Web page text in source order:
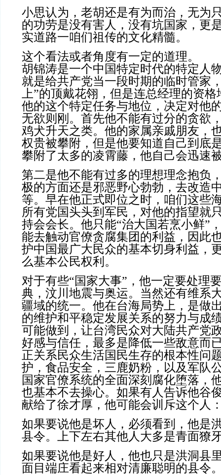
小思认为， 老胡还是有为而治，无为
的功劳是没有害人，没有坑国家，更
实道路一咱们祖传的文化精髓。
这个看法或者角度有一定的道理。
胡锦涛是一个中国特定时代的特定人
就是给共产党当一段时期的临时管家
上”的顶戴花翎，但是连总经理的资
他的这个特定任务与地位，决定对他
无欲则刚。首先他不能有过分的贪欲
鸡犬升天之类。他的家属亲戚朋友，
权贵被攀附，但是他要知道自己到底
攀附了太多的凌霄藤，他自己会迅速
第二是他不能有过多的理想理念抱负
极的方面还是邪恶野心勃勃，去改造
等。早在他正式即位之时，咱们这些
所有党国头头到军民，对他的指望就
持会会长。他只能“治大国若烹小鲜”
能去触动官僚贪腐集团的利益，因此
护中国最广大民众的基本切身利益，
么基本公民权利。
对于有些“国家大事”，他一定要处理
典，汶川地震与奥运。当然还有维系
疆域的统一。他在台海局势上，是做
的维护和平稳定发展关系的努力与成
可能做到，让台湾民众对大陆共产党
好感与信任，最多是降低一些敌意而
正关系民众生活国民生存的根本性问
护，食品安全，三鹿奶粉，以及军队
国家官僚系统的全面深刻腐化堕落，
也基本不去操心。如果有人告诉他谷
献给了徐才厚，他可能会训斥这个人
如果要说他是坏人，必须看到，他是
县令。上下左右其他人大多是青面獠
如果要说他是好人，他也只是洪洞县
面目端庄看起来相对清廉聪明的县令